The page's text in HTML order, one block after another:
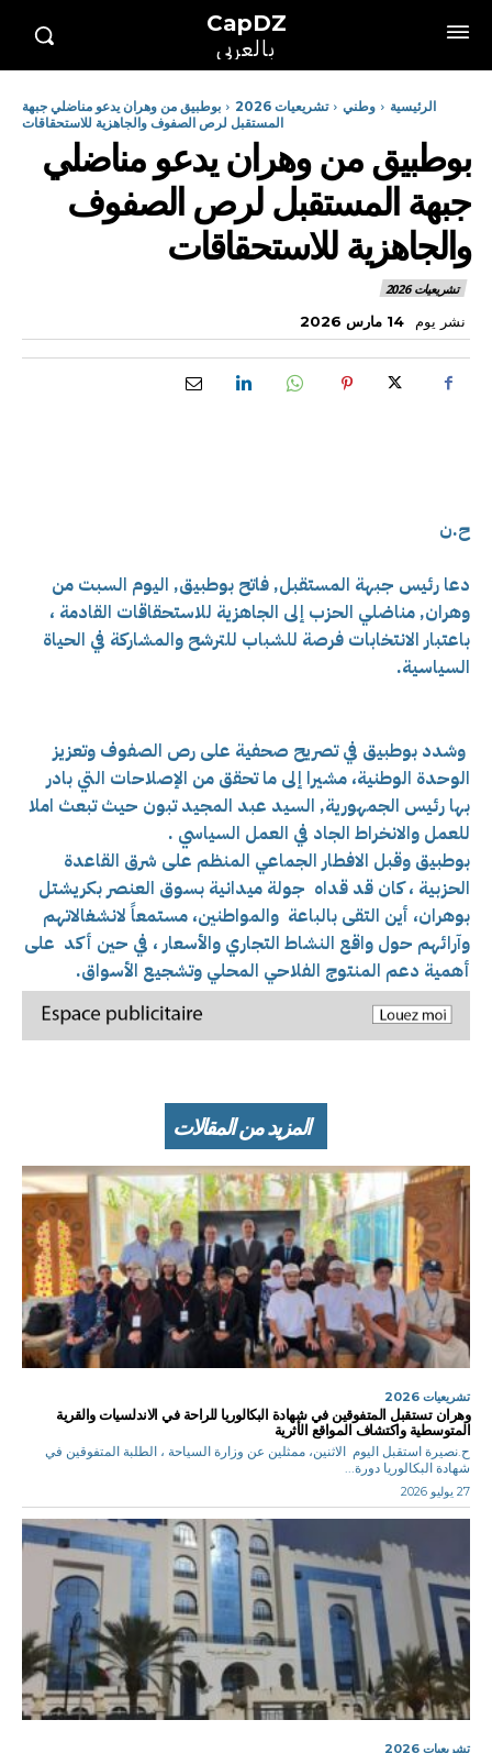
CapDZ
بالعربي
الرئيسية وطني تشريعيات 2026
بوطبيق من وهران يدعو مناضلي جبهة
المستقبل لرص الصفوف والجاهزية للاستحقاقات
بوطبيق من وهران يدعو مناضلي
جبهة المستقبل لرص الصفوف
والجاهزية للاستحقاقات
تشريعيات 2026
نشر يوم 14 مارس 2026
ح.ن
دعا رئيس جبهة المستقبل, فاتح بوطبيق, اليوم السبت من
وهران, مناضلي الحزب إلى الجاهزية للاستحقاقات القادمة ،
باعتبار الانتخابات فرصة للشباب للترشح والمشاركة في الحياة
السياسية.
وشدد بوطبيق في تصريح صحفية على رص الصفوف وتعزيز
الوحدة الوطنية، مشيرا إلى ما تحقق من الإصلاحات التي بادر
بها رئيس الجمهورية, السيد عبد المجيد تبون حيث تبعث املا
للعمل والانخراط الجاد في العمل السياسي .
بوطبيق وقبل الافطار الجماعي المنظم على شرق القاعدة
الحزبية ، كان قد قداه جولة ميدانية بسوق العنصر بكريشتل
بوهران، أين التقى بالباعة والمواطنين، مستمعاً لانشغالاتهم
وآرائهم حول واقع النشاط التجاري والأسعار ، في حين أكد على
أهمية دعم المنتوج الفلاحي المحلي وتشجيع الأسواق.
المزيد من المقالات
تشريعيات 2026
وهران تستقبل المتفوقين في شهادة البكالوريا للراحة في الاندلسيات والقرية
المتوسطية واكتشاف المواقع الأثرية
ح.نصيرة استقبل اليوم الاثنين، ممثلين عن وزارة السياحة ، الطلبة المتفوقين في
شهادة البكالوريا دورة...
27 يوليو 2026
تشريعيات 2026